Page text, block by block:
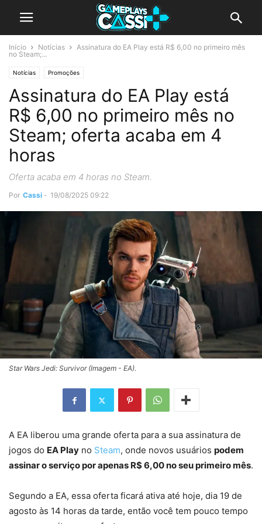
Início Notícias
Assinatura do EA Play está R$ 6,00 no primeiro mês
no Steam;...
Notícias Promoções
Assinatura do EA Play está
R$ 6,00 no primeiro mês no
Steam; oferta acaba em 4
horas
Oferta acaba em 4 horas no Steam.
Por Cassi - 19/08/2025 09:22
Star Wars Jedi: Survivor (Imagem - EA).
A EA liberou uma grande oferta para a sua assinatura de
jogos do EA Play no Steam, onde novos usuários podem
assinar o serviço por apenas R$ 6,00 no seu primeiro mês.
Segundo a EA, essa oferta ficará ativa até hoje, dia 19 de
agosto às 14 horas da tarde, então você tem pouco tempo